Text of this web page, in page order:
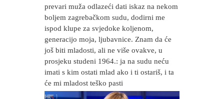
prevari muža odlazeći dati iskaz na nekom
boljem zagrebačkom sudu, dodirni me
ispod klupe za svjedoke koljenom,
generacijo moja, ljubavnice. Znam da će
još biti mladosti, ali ne više ovakve, u
prosjeku studeni 1964.: ja na sudu neću
imati s kim ostati mlad ako i ti ostariš, i ta
će mi mladost teško pasti